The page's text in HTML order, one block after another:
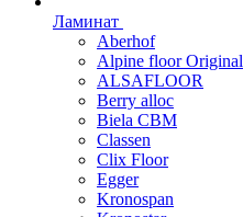
Ламинат
Aberhof
Alpine floor Original
ALSAFLOOR
Berry alloc
Biela CBM
Classen
Clix Floor
Egger
Kronospan